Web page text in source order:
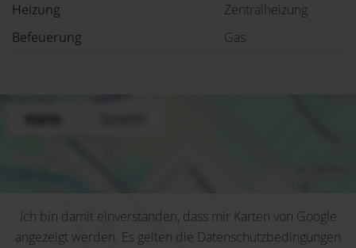
Heizung
Zentralheizung
Befeuerung
Gas
Ich bin damit einverstanden, dass mir Karten von Google
angezeigt werden. Es gelten die Datenschutzbedingungen